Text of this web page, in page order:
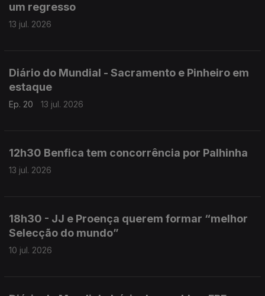
um regresso
13 jul. 2026
Diário do Mundial - Sacramento e Pinheiro em
estaque
Ep. 20 13 jul. 2026
12h30 Benfica tem concorrência por Palhinha
13 jul. 2026
18h30 - JJ e Proença querem formar “melhor
Selecção do mundo”
10 jul. 2026